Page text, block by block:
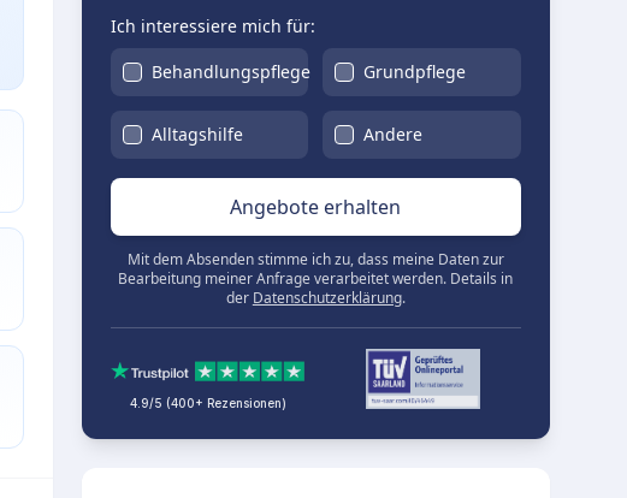
Ich interessiere mich für:
Behandlungspflege
Grundpflege
Alltagshilfe Andere
Angebote erhalten
Mit dem Absenden stimme ich zu, dass meine Daten zur
Bearbeitung meiner Anfrage verarbeitet werden. Details in
der Datenschutzerklärung.
4.9/5 (400+ Rezensionen)